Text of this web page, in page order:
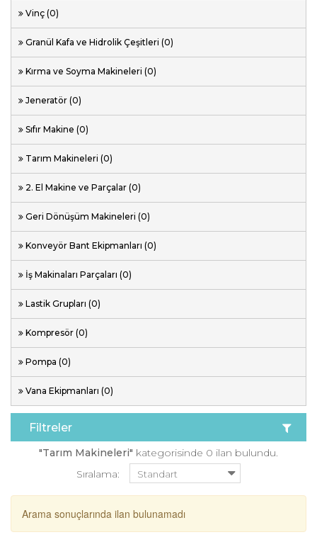
Vinç (0)
Granül Kafa ve Hidrolik Çeşitleri (0)
Kırma ve Soyma Makineleri (0)
Jeneratör (0)
Sıfır Makine (0)
Tarım Makineleri (0)
2. El Makine ve Parçalar (0)
Geri Dönüşüm Makineleri (0)
Konveyör Bant Ekipmanları (0)
İş Makinaları Parçaları (0)
Lastik Grupları (0)
Kompresör (0)
Pompa (0)
Vana Ekipmanları (0)
Filtreler
"Tarım Makineleri" kategorisinde 0 ilan bulundu.
Sıralama:
Arama sonuçlarında ilan bulunamadı